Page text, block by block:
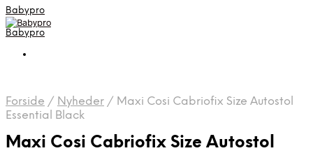
Babypro
Babypro
Forside / Nyheder / Maxi Cosi Cabriofix Size Autostol
Essential Black
Maxi Cosi Cabriofix Size Autostol